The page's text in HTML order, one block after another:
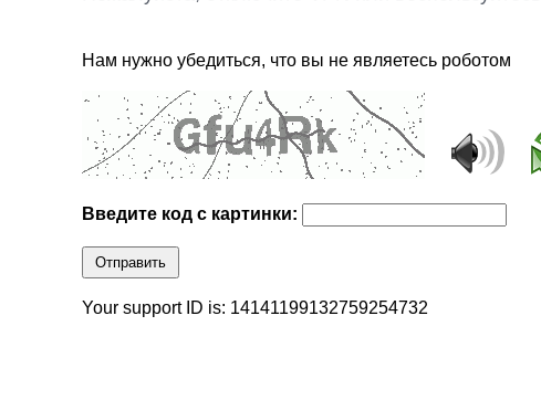
Нам нужно убедиться, что вы не являетесь роботом
Введите код с картинки:
Отправить
Your support ID is: 14141199132759254732